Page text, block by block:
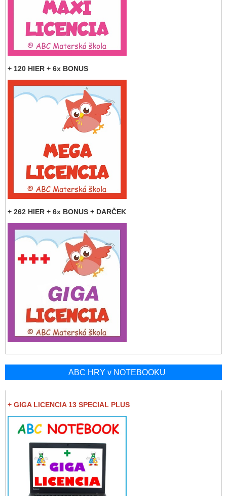
+ 120 HIER + 6x BONUS
+ 262 HIER + 6x BONUS + DARČEK
ABC HRY v NOTEBOOKU
+ GIGA LICENCIA 13 SPECIAL PLUS